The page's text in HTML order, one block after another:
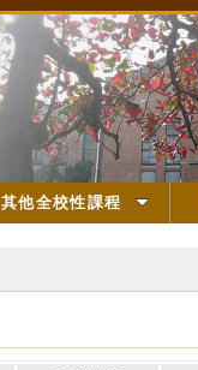
其他全校性課程